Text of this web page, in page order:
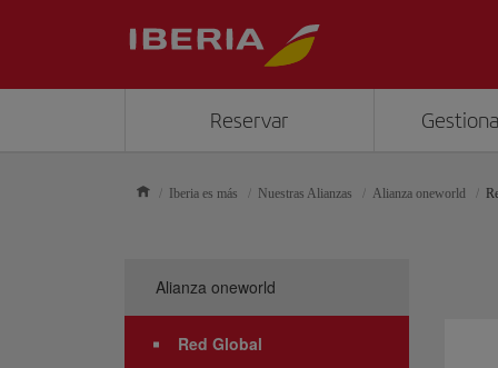
Reservar
Iberia es más Nuestras Alianzas Alianza oneworld
Alianza oneworld
Red Global